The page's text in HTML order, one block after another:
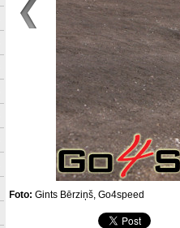
Foto: Gints Bērziņš, Go4speed